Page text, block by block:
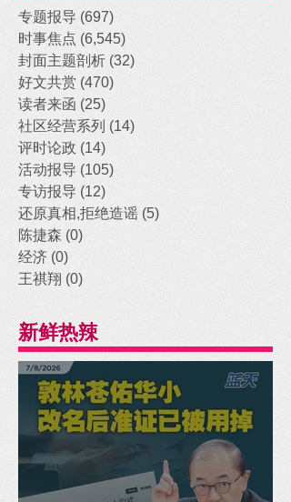
专题报导 (697)
时事焦点 (6,545)
封面主题剖析 (32)
好文共赏 (470)
读者来函 (25)
社区经营系列 (14)
评时论政 (14)
活动报导 (105)
专访报导 (12)
还原真相,拒绝造谣 (5)
陈捷森 (0)
经济 (0)
王祺翔 (0)
新鲜热辣